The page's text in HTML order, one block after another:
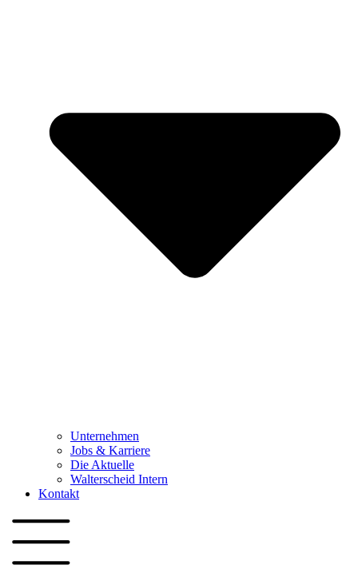
Unternehmen
Jobs & Karriere
Die Aktuelle
Walterscheid Intern
Kontakt